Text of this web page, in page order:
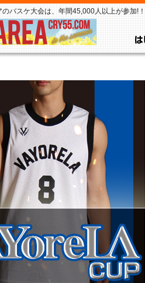
バスケ大会は、年間45,000人以上が参加!！